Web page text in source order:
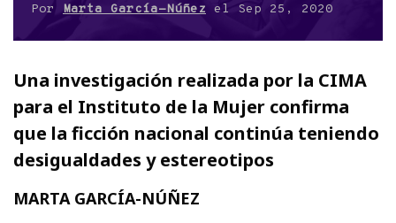
Por Marta García-Núñez el Sep 25, 2020
Una investigación realizada por la CIMA
para el Instituto de la Mujer confirma
que la ficción nacional continúa teniendo
desigualdades y estereotipos
MARTA GARCÍA-NÚÑEZ